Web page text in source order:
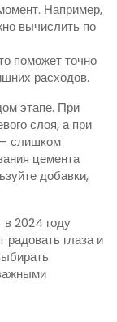
Например,
вычислить по
поможет точно
расходов.
этапе. При
слоя, а при
– слишком
цемента
добавки,
2024 году
радовать глаза и